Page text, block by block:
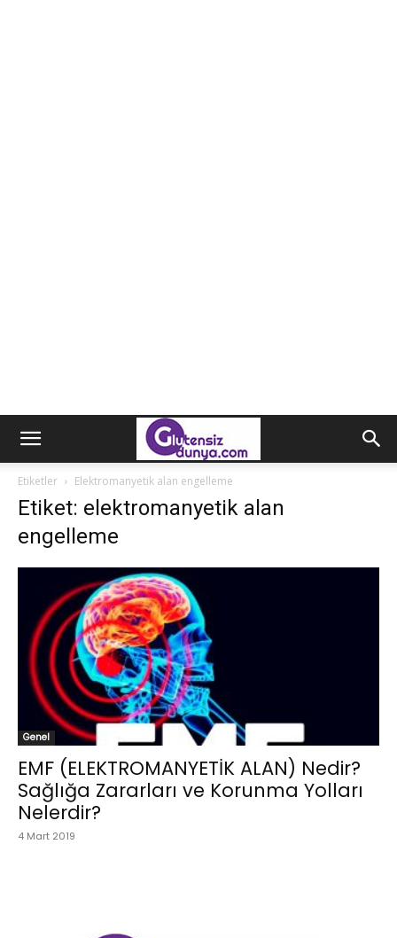
Etiketler Elektromanyetik alan engelleme
Etiket: elektromanyetik alan
engelleme
Genel
EMF (ELEKTROMANYETİK ALAN) Nedir?
Sağlığa Zararları ve Korunma Yolları
Nelerdir?
4 Mart 2019